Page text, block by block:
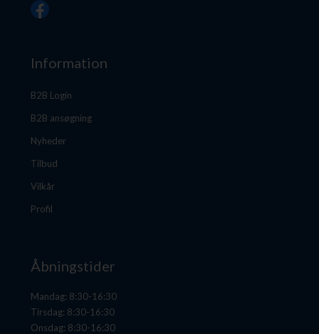
Information
B2B Login
B2B ansøgning
Nyheder
Tilbud
Vilkår
Profil
Åbningstider
Mandag: 8:30-16:30
Tirsdag: 8:30-16:30
Onsdag: 8:30-16:30